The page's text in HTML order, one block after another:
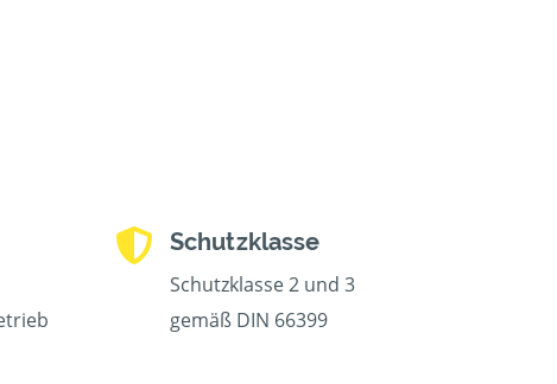
Schutzklasse
Schutzklasse 2 und 3
gemäß DIN 66399